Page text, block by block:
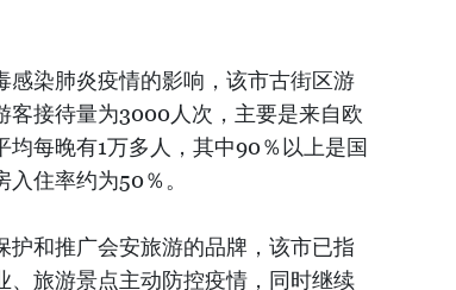
染肺炎疫情的影响，该市古街区游
客接待量为3000人次，主要是来自欧
每晚有1万多人，其中90％以上是国
住率约为50％。
和推广会安旅游的品牌，该市已指
、旅游景点主动防控疫情，同时继续